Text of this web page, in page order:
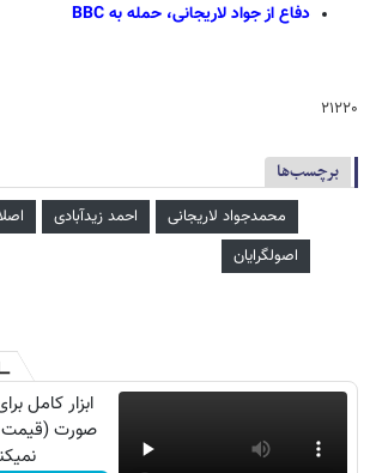
دفاع از جواد لاریجانی، حمله به BBC
۲۱۲۲۰
برچسب‌ها
محمدجواد لاریجانی احمد زیدآبادی
اصولگرایان
ابزار کامل
صورت (قیمت